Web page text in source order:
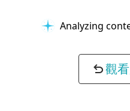
Analyzing
觀